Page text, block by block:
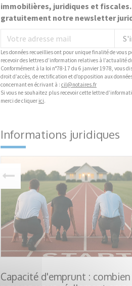
immobilières, juridiques et fiscales.
gratuitement notre newsletter
Les données recueillies ont pour unique finalité de vous
recevoir des lettres d’information relatives à l’actualité
Conformément à la loi n°78-17 du 6 janvier 1978, vous
droit d’accès, de rectification et d’opposition aux
concernant en écrivant à : cil@notaires.fr
Si vous ne souhaitez plus recevoir cette lettre
merci de cliquer ici.
Informations juridiques
Capacité d'emprunt : combien